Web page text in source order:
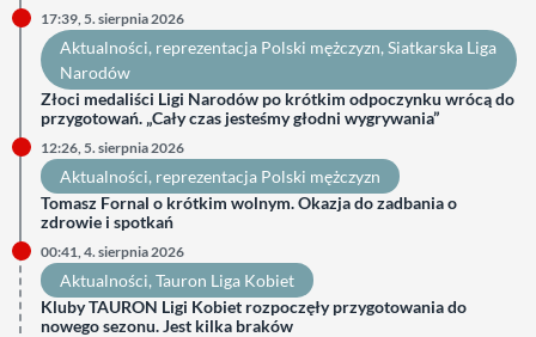
17:39, 5. sierpnia 2026
Aktualności, reprezentacja Polski mężczyzn, Siatkarska Liga
Narodów
Złoci medaliści Ligi Narodów po krótkim odpoczynku wrócą do
przygotowań. „Cały czas jesteśmy głodni wygrywania”
12:26, 5. sierpnia 2026
Aktualności, reprezentacja Polski mężczyzn
Tomasz Fornal o krótkim wolnym. Okazja do zadbania o
zdrowie i spotkań
00:41, 4. sierpnia 2026
Aktualności, Tauron Liga Kobiet
Kluby TAURON Ligi Kobiet rozpoczęły przygotowania do
nowego sezonu. Jest kilka braków